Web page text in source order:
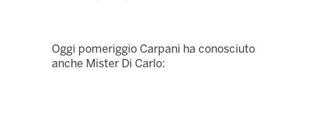
Oggi pomeriggio Carpani ha conosciuto
anche Mister Di Carlo: